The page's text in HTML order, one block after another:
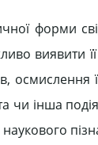
форми
виявити
чи інша